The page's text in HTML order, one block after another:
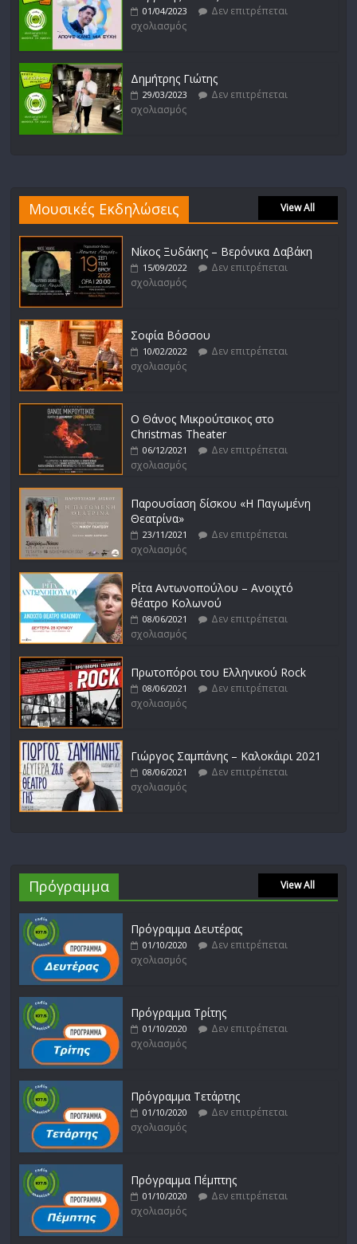
01/04/2023
Δεν επιτρέπεται
σχολιασμός
Δημήτρης Γιώτης
29/03/2023
Δεν επιτρέπεται
σχολιασμός
Μουσικές Εκδηλώσεις View All
Νίκος Ξυδάκης – Βερόνικα Δαβάκη
15/09/2022
Δεν επιτρέπεται
σχολιασμός
Σοφία Βόσσου
10/02/2022
Δεν επιτρέπεται
σχολιασμός
Ο Θάνος Μικρούτσικος στο
Christmas Theater
06/12/2021
Δεν επιτρέπεται
σχολιασμός
Παρουσίαση δίσκου «Η Παγωμένη
Θεατρίνα»
23/11/2021
Δεν επιτρέπεται
σχολιασμός
Ρίτα Αντωνοπούλου – Ανοιχτό
θέατρο Κολωνού
08/06/2021
Δεν επιτρέπεται
σχολιασμός
Πρωτοπόροι του Ελληνικού Rock
08/06/2021
Δεν επιτρέπεται
σχολιασμός
Γιώργος Σαμπάνης – Καλοκάιρι 2021
08/06/2021
Δεν επιτρέπεται
σχολιασμός
Πρόγραμμα View All
Πρόγραμμα Δευτέρας
01/10/2020
Δεν επιτρέπεται
σχολιασμός
Πρόγραμμα Τρίτης
01/10/2020
Δεν επιτρέπεται
σχολιασμός
Πρόγραμμα Τετάρτης
01/10/2020
Δεν επιτρέπεται
σχολιασμός
Πρόγραμμα Πέμπτης
01/10/2020
Δεν επιτρέπεται
σχολιασμός